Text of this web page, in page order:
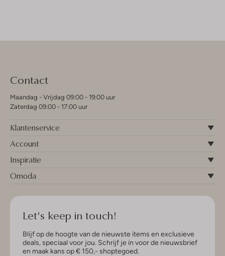
Contact
Maandag - Vrijdag 09:00 - 19:00 uur
Zaterdag 09:00 - 17:00 uur
Klantenservice
Account
Inspiratie
Omoda
Let's keep in touch!
Blijf op de hoogte van de nieuwste items en exclusieve
deals, speciaal voor jou. Schrijf je in voor de nieuwsbrief
en maak kans op € 150,- shoptegoed.